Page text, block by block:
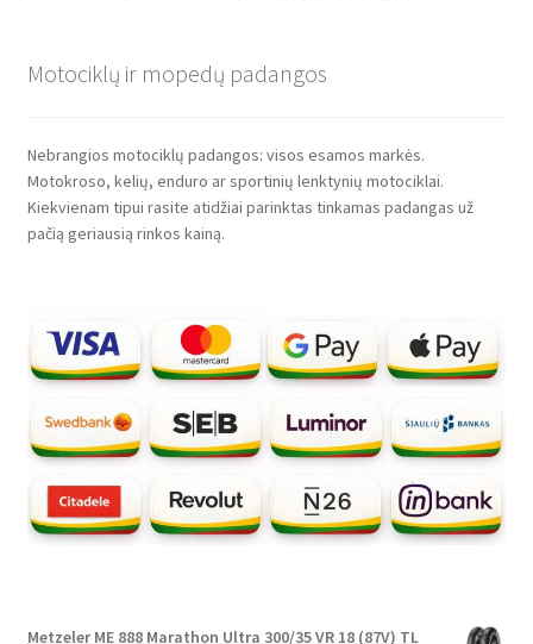
Motociklų ir mopedų padangos
Nebrangios motociklų padangos: visos esamos markės.
Motokroso, kelių, enduro ar sportinių lenktynių motociklai.
Kiekvienam tipui rasite atidžiai parinktas tinkamas padangas už
pačią geriausią rinkos kainą.
Metzeler ME 888 Marathon Ultra 300/35 VR 18 (87V) TL